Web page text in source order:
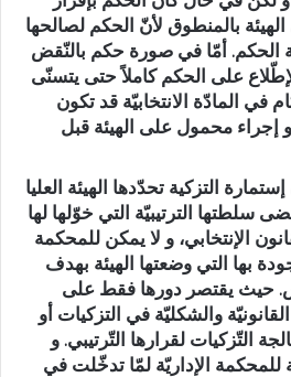
الهيئة بالمنطوق لأنّ الحكم لصالحها
الحكم. أمّا في صورة حكم بالنّقض
على الحكم كاملاً حتى يتسنّى
في المادّة الانتخابيّة قد تكون
إجراء محمول على الهيئة قبل
التزكية تحدّدها الهيئة العليا
سلطتها الترتيبيّة التي خوّلها لها
3 من القانون الإنتخابي، و لا يمكن للمحكمة
بها التي وضعتها الهيئة بهدف
حيث يقتصر دورها فقط على
والشكليّة في التزكيات أو
التّزكيات لقرارها التّرتيبي. و
للمحكمة الإداريّة لمّا تدخّلت في